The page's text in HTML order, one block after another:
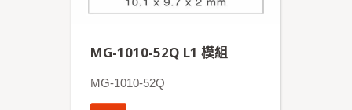
MG-1010-52Q L1 模組
MG-1010-52Q